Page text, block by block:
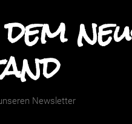
Newsletter